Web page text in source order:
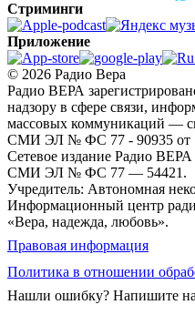
Стриминги
Приложение
© 2026 Радио Вера
Радио ВЕРА
надзору в сфере связи,
массовых коммуникаций —
СМИ ЭЛ № ФС 77 - 90935 от
Сетевое издание Радио
СМИ ЭЛ № ФС 77 — 54421.
Учредитель: Автономная
Информационный центр
«Вера, надежда, любовь».
Правовая информация
Политика в отношении
Нашли ошибку? Напишите на